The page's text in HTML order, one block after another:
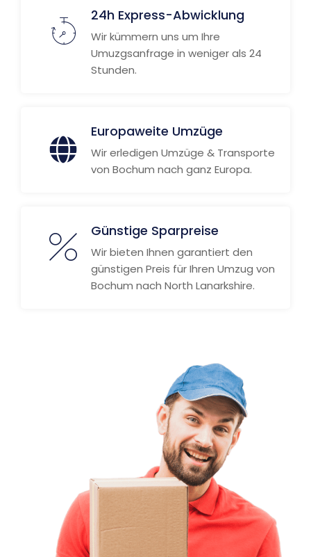
24h Express-Abwicklung
Wir kümmern uns um Ihre
Umuzgsanfrage in weniger als 24
Stunden.
Europaweite Umzüge
Wir erledigen Umzüge & Transporte
von Bochum nach ganz Europa.
Günstige Sparpreise
Wir bieten Ihnen garantiert den
günstigen Preis für Ihren Umzug von
Bochum nach North Lanarkshire.